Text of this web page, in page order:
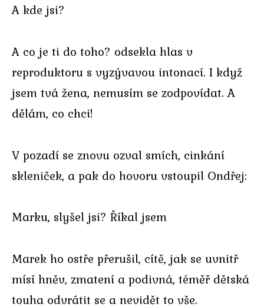
A kde jsi?
A co je ti do toho? odsekla hlas v
reproduktoru s vyzývavou intonací. I když
jsem tvá žena, nemusím se zodpovídat. A
dělám, co chci!
V pozadí se znovu ozval smích, cinkání
skleniček, a pak do hovoru vstoupil Ondřej:
Marku, slyšel jsi? Říkal jsem
Marek ho ostře přerušil, cítě, jak se uvnitř
mísí hněv, zmatení a podivná, téměř dětská
touha odvrátit se a nevidět to vše.